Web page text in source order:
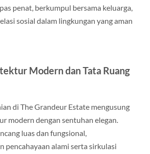
penat, berkumpul bersama keluarga,
sosial dalam lingkungan yang aman
Modern dan Tata Ruang
di The Grandeur Estate mengusung
modern dengan sentuhan elegan.
luas dan fungsional,
pencahayaan alami serta sirkulasi